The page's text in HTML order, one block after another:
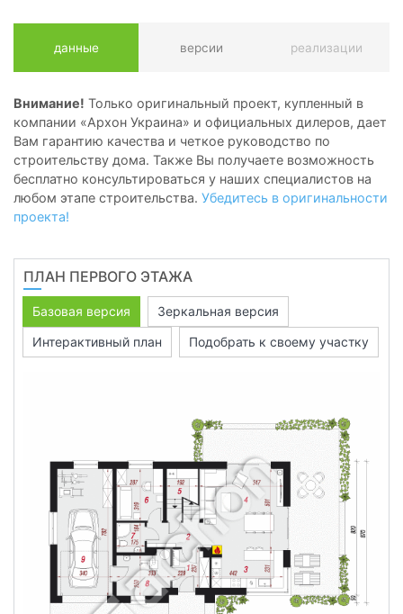
данные версии реализации
Внимание! Только оригинальный проект, купленный в
компании «Архон Украина» и официальных дилеров, дает
Вам гарантию качества и четкое руководство по
строительству дома. Также Вы получаете возможность
бесплатно консультироваться у наших специалистов на
любом этапе строительства. Убедитесь в оригинальности
проекта!
ПЛАН ПЕРВОГО ЭТАЖА
Базовая версия
Зеркальная версия
Интерактивный план
Подобрать к своему участку